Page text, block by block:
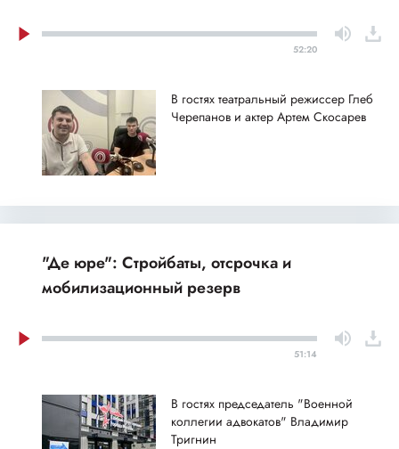
52:20
В гостях театральный режиссер Глеб
Черепанов и актер Артем Скосарев
"Де юре": Стройбаты, отсрочка и
мобилизационный резерв
51:14
В гостях председатель "Военной
коллегии адвокатов" Владимир
Тригнин